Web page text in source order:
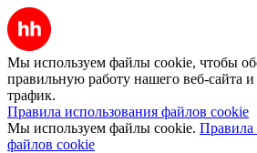
Мы используем файлы cookie, чтобы
правильную работу нашего веб-сайта и
трафик.
Правила использования файлов cookie
Мы используем файлы cookie. Правила
файлов cookie